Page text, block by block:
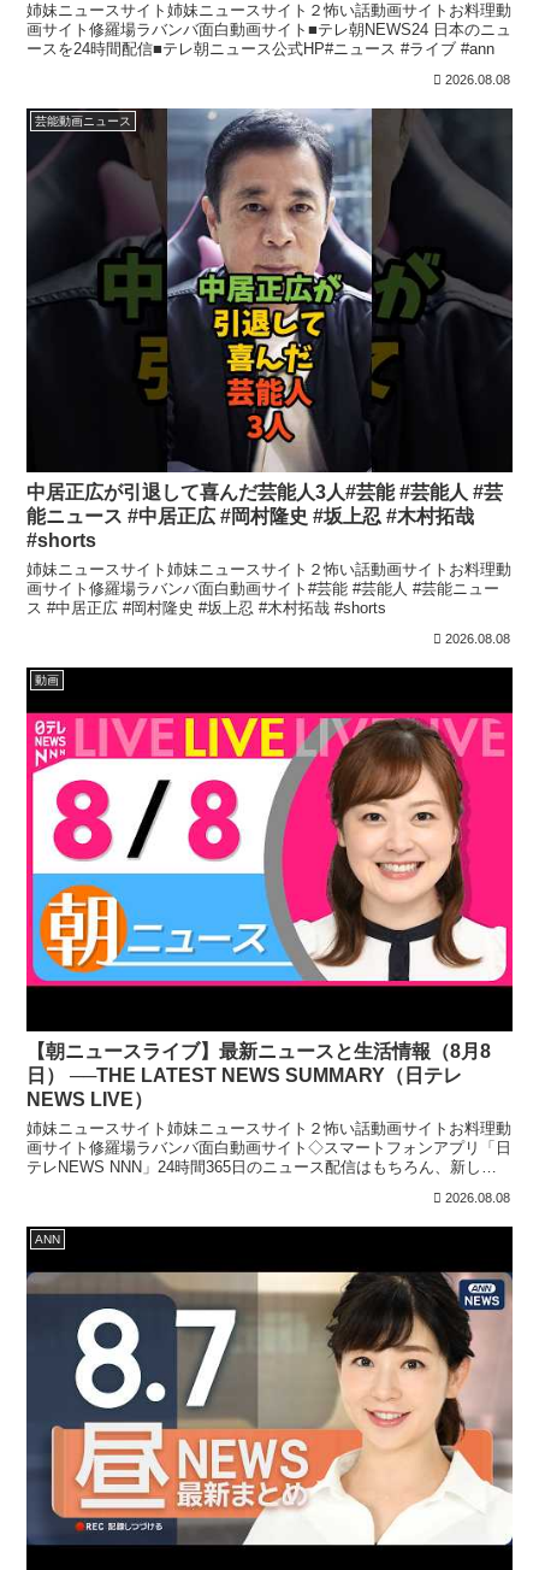
姉妹ニュースサイト姉妹ニュースサイト２怖い話動画サイトお料理動
画サイト修羅場ラバンバ面白動画サイト■テレ朝NEWS24 日本のニュ
ースを24時間配信■テレ朝ニュース公式HP#ニュース #ライブ #ann
2026.08.08
芸能動画ニュース
中居正広が引退して喜んだ芸能人3人#芸能 #芸能人 #芸
能ニュース #中居正広 #岡村隆史 #坂上忍 #木村拓哉
#shorts
姉妹ニュースサイト姉妹ニュースサイト２怖い話動画サイトお料理動
画サイト修羅場ラバンバ面白動画サイト#芸能 #芸能人 #芸能ニュー
ス #中居正広 #岡村隆史 #坂上忍 #木村拓哉 #shorts
2026.08.08
動画
【朝ニュースライブ】最新ニュースと生活情報（8月8
日） ──THE LATEST NEWS SUMMARY（日テレ
NEWS LIVE）
姉妹ニュースサイト姉妹ニュースサイト２怖い話動画サイトお料理動
画サイト修羅場ラバンバ面白動画サイト◇スマートフォンアプリ「日
テレNEWS NNN」24時間365日のニュース配信はもちろん、新しく
2026.08.08
ANN